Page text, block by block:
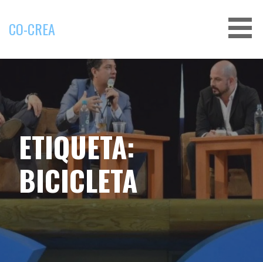
contenido
CO-CREA
ETIQUETA:
BICICLETA